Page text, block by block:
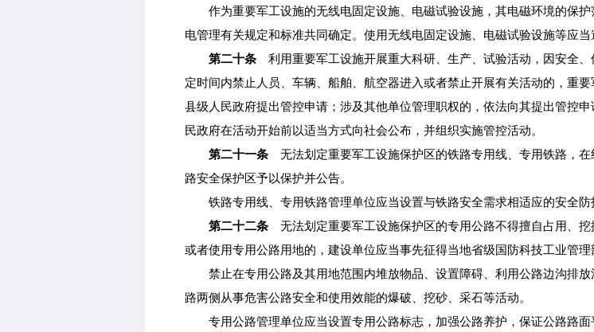
作为重要军工设施的无线电固定设施、电磁试验设施，其电磁环境的保护
电管理有关规定和标准共同确定。使用无线电固定设施、电磁试验设施等应当
第二十条 利用重要军工设施开展重大科研、生产、试验活动，因安全
定时间内禁止人员、车辆、船舶、航空器进入或者禁止开展有关活动的，重
县级人民政府提出管控申请；涉及其他单位管理职权的，依法向其提出管控
民政府在活动开始前以适当方式向社会公布，并组织实施管控活动。
第二十一条 无法划定重要军工设施保护区的铁路专用线、专用铁路，
路安全保护区予以保护并公告。
铁路专用线、专用铁路管理单位应当设置与铁路安全需求相适应的安全防
第二十二条 无法划定重要军工设施保护区的专用公路不得擅自占用、
或者使用专用公路用地的，建设单位应当事先征得当地省级国防科技工业管理
禁止在专用公路及其用地范围内堆放物品、设置障碍、利用公路边沟排放
路两侧从事危害公路安全和使用效能的爆破、挖砂、采石等活动。
专用公路管理单位应当设置专用公路标志，加强公路养护，保证公路路面